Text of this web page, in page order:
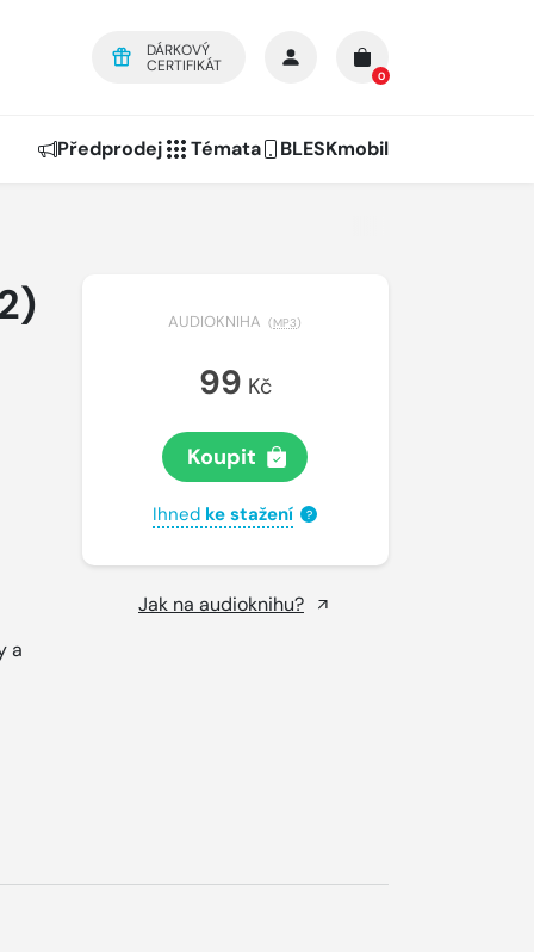
DÁRKOVÝ
CERTIFIKÁT
0
Předprodej Témata BLESKmobil
a
AUDIOKNIHA (MP3)
99 Kč
Koupit
Ihned ke stažení ?
Jak na audioknihu?